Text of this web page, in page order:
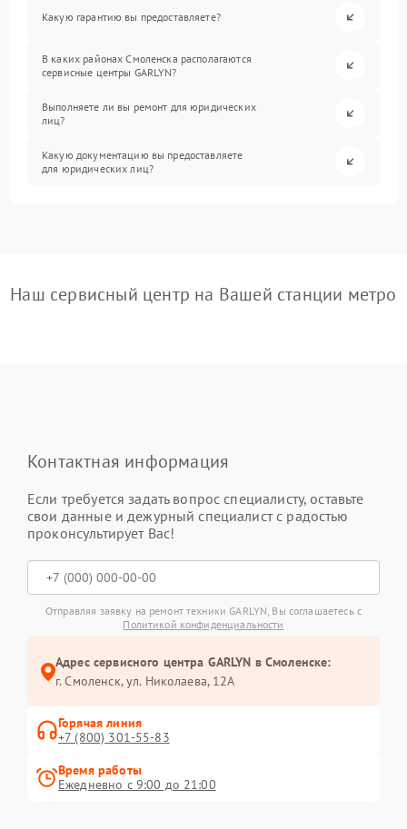
Какую гарантию вы предоставляете?
В каких районах Смоленска располагаются
сервисные центры GARLYN?
Выполняете ли вы ремонт для юридических
лиц?
Какую документацию вы предоставляете
для юридических лиц?
Наш сервисный центр на Вашей станции метро
Контактная информация
Если требуется задать вопрос специалисту, оставьте
свои данные и дежурный специалист с радостью
проконсультирует Вас!
Отправляя заявку на ремонт техники GARLYN, Вы соглашаетесь с
Политикой конфиденциальности
Адрес сервисного центра GARLYN в Смоленске:
г. Смоленск, ул. Николаева, 12А
Горячая линия
+7 (800) 301-55-83
Время работы
Ежедневно с 9:00 до 21:00